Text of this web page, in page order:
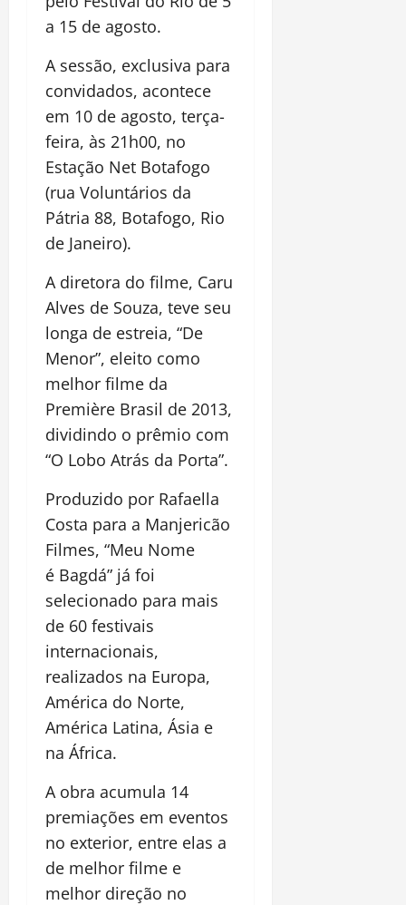
a 15 de agosto.
A sessão, exclusiva para
convidados, acontece
em 10 de agosto, terça-
feira, às 21h00, no
Estação Net Botafogo
(rua Voluntários da
Pátria 88, Botafogo, Rio
de Janeiro).
A diretora do filme, Caru
Alves de Souza, teve seu
longa de estreia, “De
Menor”, eleito como
melhor filme da
Première Brasil de 2013,
dividindo o prêmio com
“O Lobo Atrás da Porta”.
Produzido por Rafaella
Costa para a Manjericão
Filmes, “Meu Nome
é Bagdá” já foi
selecionado para mais
de 60 festivais
internacionais,
realizados na Europa,
América do Norte,
América Latina, Ásia e
na África.
A obra acumula 14
premiações em eventos
no exterior, entre elas a
de melhor filme e
melhor direção no